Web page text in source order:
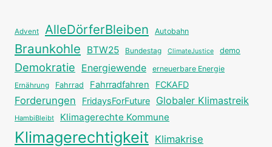
Advent AlleDörferBleiben Autobahn
Braunkohle BTW25 Bundestag ClimateJustice demo
Demokratie Energiewende erneuerbare Energie
Ernährung Fahrrad Fahrradfahren FCKAFD
Forderungen FridaysForFuture Globaler Klimastreik
HambiBleibt Klimagerechte Kommune
Klimagerechtigkeit Klimakrise